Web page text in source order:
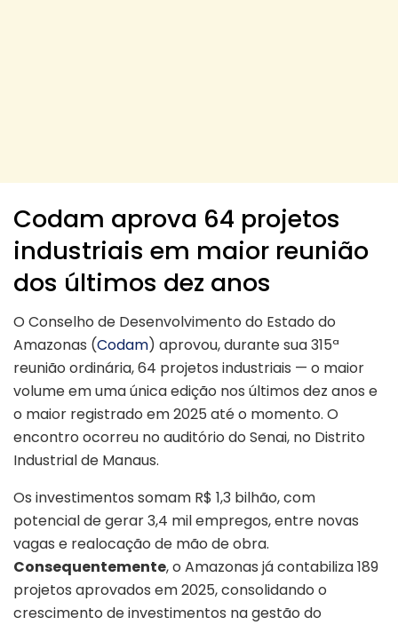
Codam aprova 64 projetos
industriais em maior reunião
dos últimos dez anos
O Conselho de Desenvolvimento do Estado do
Amazonas (Codam) aprovou, durante sua 315ª
reunião ordinária, 64 projetos industriais — o maior
volume em uma única edição nos últimos dez anos e
o maior registrado em 2025 até o momento. O
encontro ocorreu no auditório do Senai, no Distrito
Industrial de Manaus.
Os investimentos somam R$ 1,3 bilhão, com
potencial de gerar 3,4 mil empregos, entre novas
vagas e realocação de mão de obra.
Consequentemente, o Amazonas já contabiliza 189
projetos aprovados em 2025, consolidando o
crescimento de investimentos na gestão do